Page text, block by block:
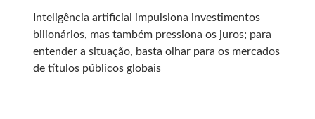
Inteligência artificial impulsiona investimentos
bilionários, mas também pressiona os juros; para
entender a situação, basta olhar para os mercados
de títulos públicos globais